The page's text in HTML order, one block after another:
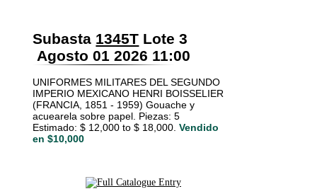
Subasta 1345T Lote 3
Agosto 01 2026 11:00
UNIFORMES MILITARES DEL SEGUNDO
IMPERIO MEXICANO HENRI BOISSELIER
(FRANCIA, 1851 - 1959) Gouache y
acuearela sobre papel. Piezas: 5
Estimado: $ 12,000 to $ 18,000. Vendido
en $10,000